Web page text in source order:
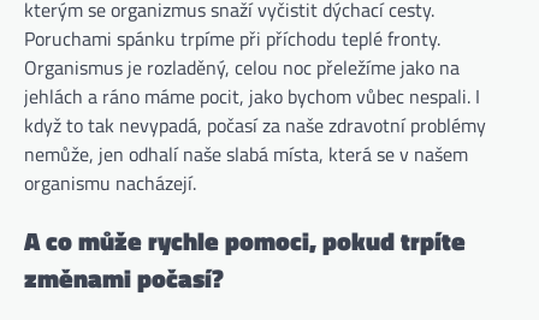
kterým se organizmus snaží vyčistit dýchací cesty.
Poruchami spánku trpíme při příchodu teplé fronty.
Organismus je rozladěný, celou noc přeležíme jako na
jehlách a ráno máme pocit, jako bychom vůbec nespali. I
když to tak nevypadá, počasí za naše zdravotní problémy
nemůže, jen odhalí naše slabá místa, která se v našem
organismu nacházejí.
A co může rychle pomoci, pokud trpíte
změnami počasí?